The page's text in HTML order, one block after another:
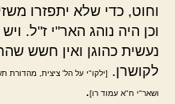
וחוט, כדי שלא יתפזרו
וכן היה נוהג האר"י ז"ל.
נעשית כהוגן ואין חשש
לקושרן.
[ילקו"י על הל' ציצית,
ושאר"י ח"א עמוד רו].